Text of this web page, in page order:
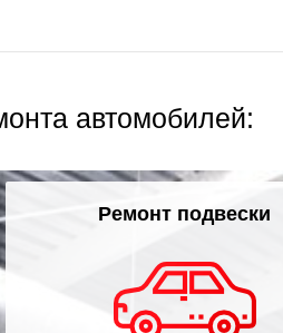
автомобилей:
Ремонт подвески